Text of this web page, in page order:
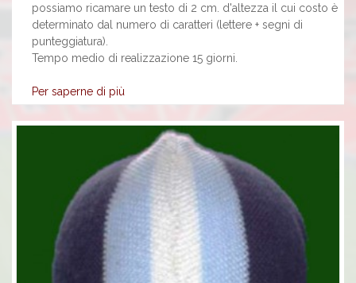
possiamo ricamare un testo di 2 cm. d'altezza il cui costo è
determinato dal numero di caratteri (lettere + segni di
punteggiatura).
Tempo medio di realizzazione 15 giorni.
Per saperne di più